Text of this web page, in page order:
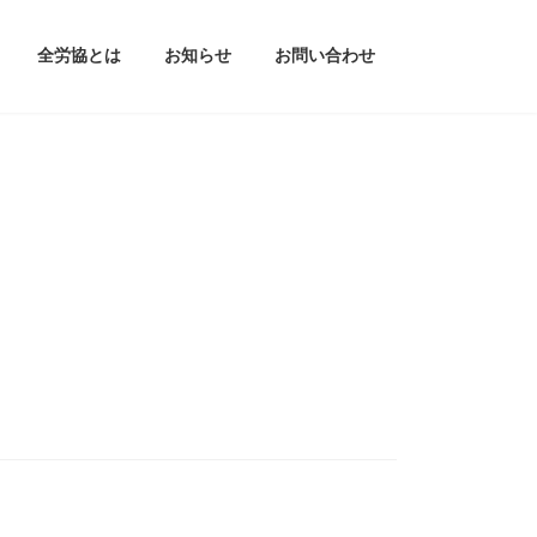
全労協とは お知らせ お問い合わせ